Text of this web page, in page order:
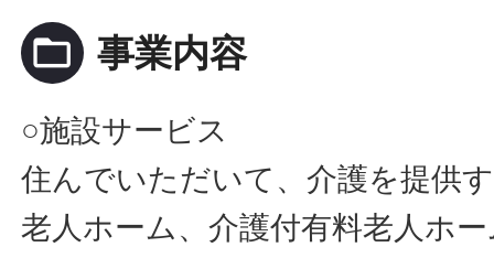
folder_open 事業内容
○施設サービス
住んでいただいて、介護を提供
老人ホーム、介護付有料老人ホ